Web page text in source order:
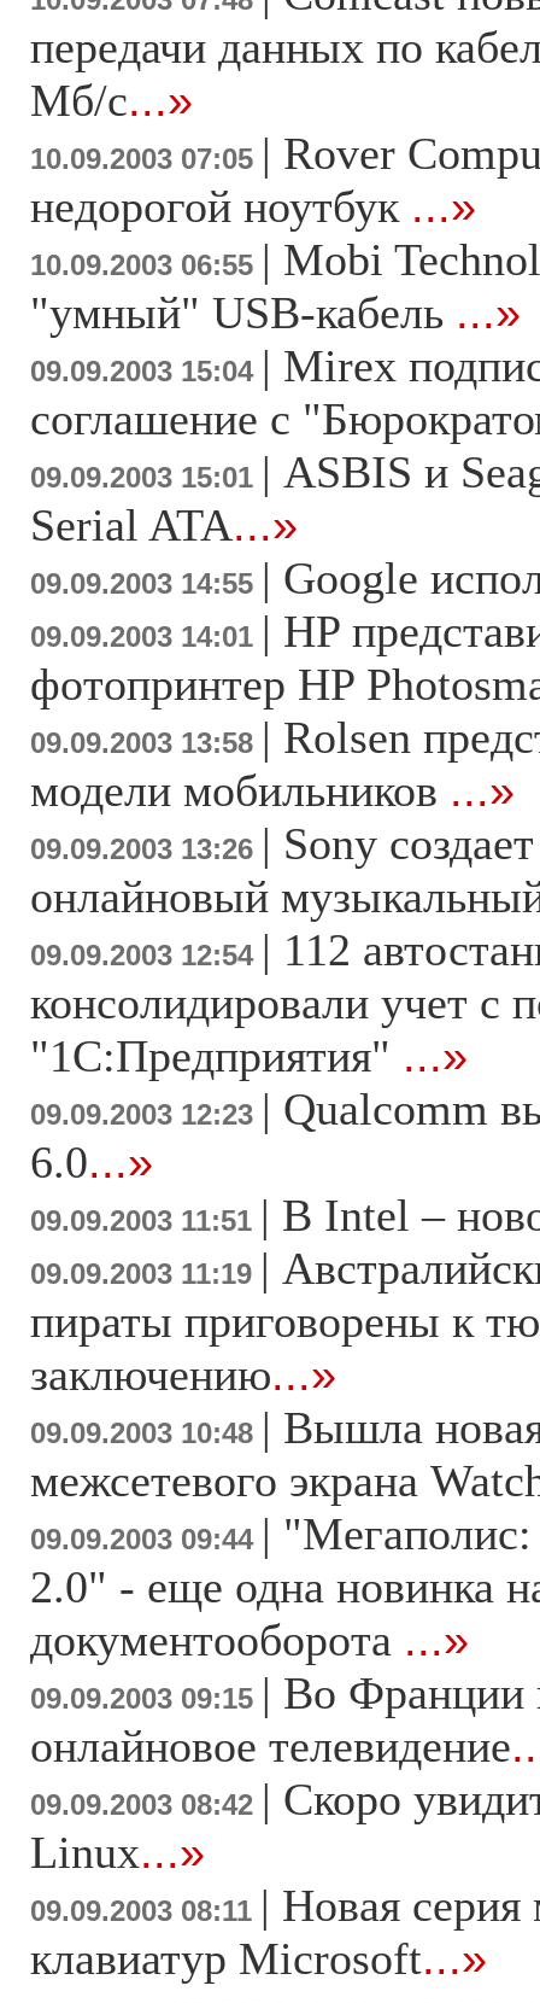
передачи данных по
Мб/с...»
10.09.2003 07:05 | Rover
недорогой ноутбук ...»
10.09.2003 06:55 | Mobi
"умный" USB-кабель ...»
09.09.2003 15:04 | Mirex
соглашение с
09.09.2003 15:01 | ASBIS и
Serial ATA...»
09.09.2003 14:55 | Google
09.09.2003 14:01 | HP
фотопринтер HP
09.09.2003 13:58 | Rolsen
модели мобильников ...»
09.09.2003 13:26 | Sony
онлайновый
09.09.2003 12:54 | 112
консолидировали учет с
"1C:Предприятия" ...»
09.09.2003 12:23 | Qualcomm
6.0...»
09.09.2003 11:51 | В Intel –
09.09.2003 11:19 |
пираты приговорены к
заключению...»
09.09.2003 10:48 | Вышла
межсетевого экрана
09.09.2003 09:44 | "Мегаполис:
2.0" - еще одна новинка
документооборота ...»
09.09.2003 09:15 | Во Франции
онлайновое телевидение
09.09.2003 08:42 | Скоро
Linux...»
09.09.2003 08:11 | Новая
клавиатур Microsoft...»